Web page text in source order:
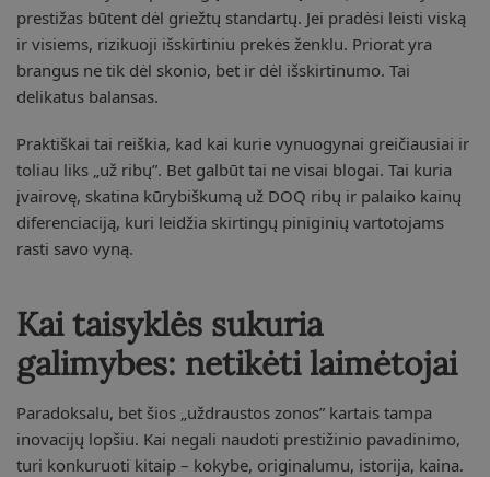
prestižas būtent dėl griežtų standartų. Jei pradėsi leisti viską
ir visiems, rizikuoji išskirtiniu prekės ženklu. Priorat yra
brangus ne tik dėl skonio, bet ir dėl išskirtinumo. Tai
delikatus balansas.
Praktiškai tai reiškia, kad kai kurie vynuogynai greičiausiai ir
toliau liks „už ribų”. Bet galbūt tai ne visai blogai. Tai kuria
įvairovę, skatina kūrybiškumą už DOQ ribų ir palaiko kainų
diferenciaciją, kuri leidžia skirtingų piniginių vartotojams
rasti savo vyną.
Kai taisyklės sukuria
galimybes: netikėti laimėtojai
Paradoksalu, bet šios „uždraustos zonos” kartais tampa
inovacijų lopšiu. Kai negali naudoti prestižinio pavadinimo,
turi konkuruoti kitaip – kokybe, originalumu, istorija, kaina.